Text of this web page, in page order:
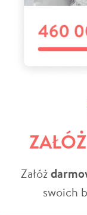
Załóż
swoich